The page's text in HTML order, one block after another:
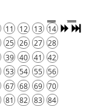
11 12 13
14
25 26 27
28
39 40 41
42
53 54 55
56
67 68 69
70
81 82 83
84